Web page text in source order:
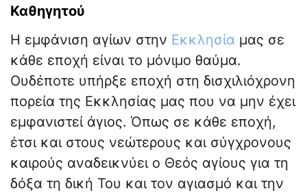
Καθηγητού
Η εμφάνιση αγίων στην Εκκλησία μας σε
κάθε εποχή είναι το μόνιμο θαύμα.
Ουδέποτε υπήρξε εποχή στη δισχιλιόχρονη
πορεία της Εκκλησίας μας που να μην έχει
εμφανιστεί άγιος. Όπως σε κάθε εποχή,
έτσι και στους νεώτερους και σύγχρονους
καιρούς αναδεικνύει ο Θεός αγίους για τη
δόξα τη δική Του και τον αγιασμό και την